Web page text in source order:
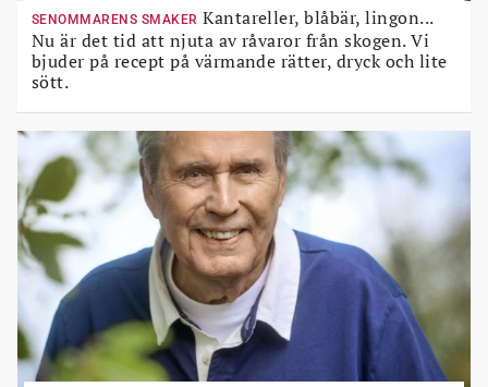
SENOMMARENS SMAKER Kantareller, blåbär, lingon...
Nu är det tid att njuta av råvaror från skogen. Vi
bjuder på recept på värmande rätter, dryck och lite
sött.